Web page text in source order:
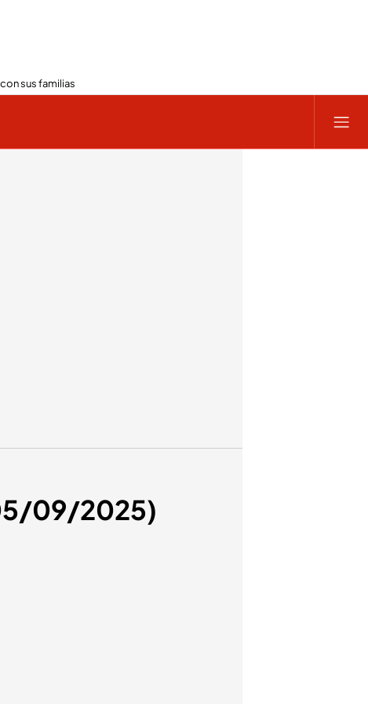
sus familias
09/2025)